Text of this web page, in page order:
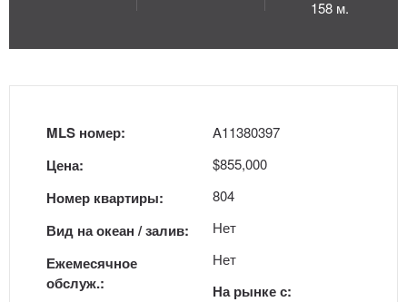
158 м.
MLS номер:
Цена:
Номер квартиры:
Вид на океан / залив:
Ежемесячное
обслуж.:
A11380397
$855,000
804
Нет
Нет
На рынке с: